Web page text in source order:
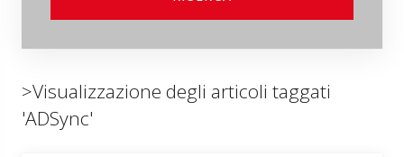
>Visualizzazione degli articoli taggati
'ADSync'